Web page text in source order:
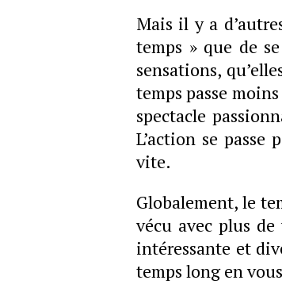
Mais il y a
temps » que de
sensations,
temps passe
spectacle
L’action se passe
vite.
Globalement, le
vécu avec plus
intéressante et
temps long en